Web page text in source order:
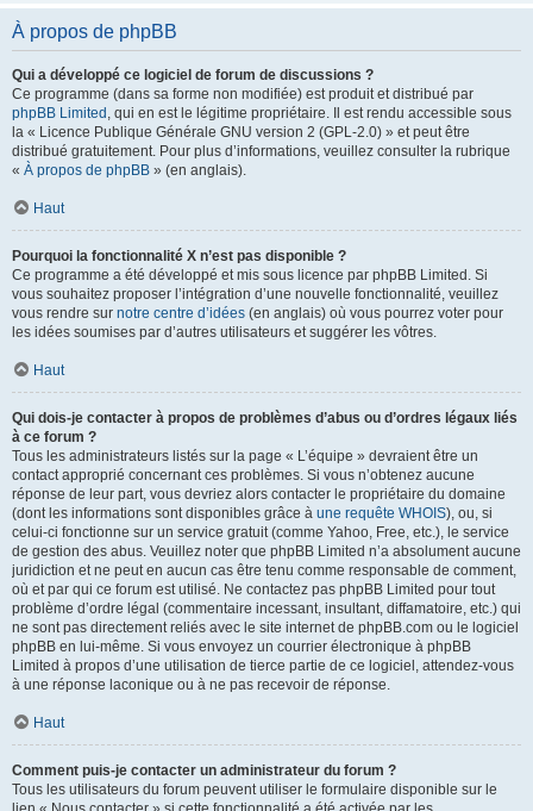
À propos de phpBB
Qui a développé ce logiciel de forum de discussions ?
Ce programme (dans sa forme non modifiée) est produit et distribué par
phpBB Limited , qui en est le légitime propriétaire. Il est rendu accessible sous
la « Licence Publique Générale GNU version 2 (GPL-2.0) » et peut être
distribué gratuitement. Pour plus d’informations, veuillez consulter la rubrique
« À propos de phpBB » (en anglais).
Haut
Pourquoi la fonctionnalité X n’est pas disponible ?
Ce programme a été développé et mis sous licence par phpBB Limited. Si
vous souhaitez proposer l’intégration d’une nouvelle fonctionnalité, veuillez
vous rendre sur notre centre d’idées (en anglais) où vous pourrez voter pour
les idées soumises par d’autres utilisateurs et suggérer les vôtres.
Haut
Qui dois-je contacter à propos de problèmes d’abus ou d’ordres légaux liés
à ce forum ?
Tous les administrateurs listés sur la page « L’équipe » devraient être un
contact approprié concernant ces problèmes. Si vous n’obtenez aucune
réponse de leur part, vous devriez alors contacter le propriétaire du domaine
(dont les informations sont disponibles grâce à une requête WHOIS), ou, si
celui-ci fonctionne sur un service gratuit (comme Yahoo, Free, etc.), le service
de gestion des abus. Veuillez noter que phpBB Limited n’a absolument aucune
juridiction et ne peut en aucun cas être tenu comme responsable de comment,
où et par qui ce forum est utilisé. Ne contactez pas phpBB Limited pour tout
problème d’ordre légal (commentaire incessant, insultant, diffamatoire, etc.) qui
ne sont pas directement reliés avec le site internet de phpBB.com ou le logiciel
phpBB en lui-même. Si vous envoyez un courrier électronique à phpBB
Limited à propos d’une utilisation de tierce partie de ce logiciel, attendez-vous
à une réponse laconique ou à ne pas recevoir de réponse.
Haut
Comment puis-je contacter un administrateur du forum ?
Tous les utilisateurs du forum peuvent utiliser le formulaire disponible sur le